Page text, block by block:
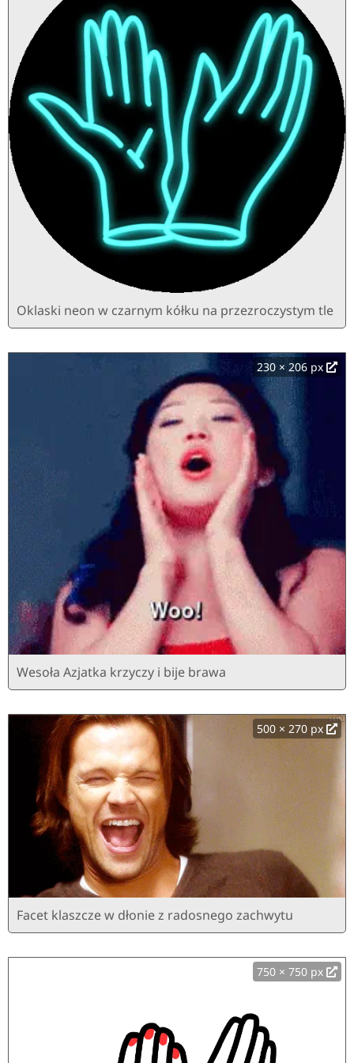
Oklaski neon w czarnym kółku na przezroczystym tle
230 × 206 px
Wesoła Azjatka krzyczy i bije brawa
500 × 270 px
Facet klaszcze w dłonie z radosnego zachwytu
750 × 750 px